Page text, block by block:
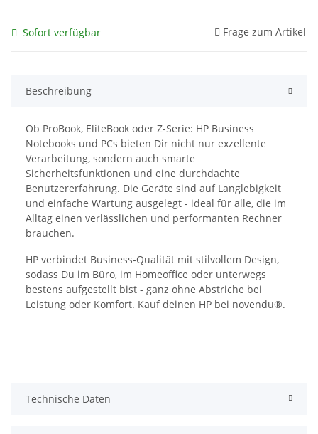
Sofort verfügbar Frage zum Artikel
Beschreibung
Ob ProBook, EliteBook oder Z-Serie: HP Business
Notebooks und PCs bieten Dir nicht nur exzellente
Verarbeitung, sondern auch smarte
Sicherheitsfunktionen und eine durchdachte
Benutzererfahrung. Die Geräte sind auf Langlebigkeit
und einfache Wartung ausgelegt - ideal für alle, die im
Alltag einen verlässlichen und performanten Rechner
brauchen.
HP verbindet Business-Qualität mit stilvollem Design,
sodass Du im Büro, im Homeoffice oder unterwegs
bestens aufgestellt bist - ganz ohne Abstriche bei
Leistung oder Komfort. Kauf deinen HP bei novendu®.
Technische Daten